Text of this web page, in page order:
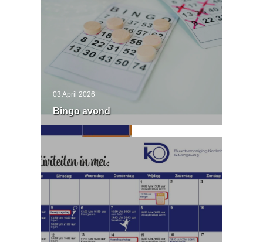
03 April 2026
Bingo avond